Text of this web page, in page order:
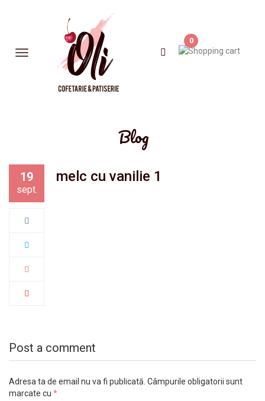
0
Blog
19
sept.
melc cu vanilie 1
Post a comment
Adresa ta de email nu va fi publicată. Câmpurile obligatorii sunt
marcate cu *